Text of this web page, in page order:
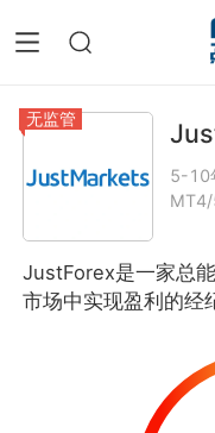
无监管
5-10
JustForex是一家总
市场中实现盈利的经